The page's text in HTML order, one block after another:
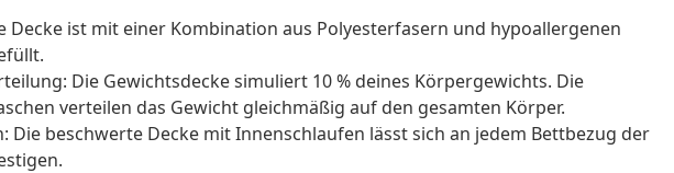
Decke ist mit einer Kombination aus Polyesterfasern und hypoallergenen
Die Gewichtsdecke simuliert 10 % deines Körpergewichts. Die
verteilen das Gewicht gleichmäßig auf den gesamten Körper.
Die beschwerte Decke mit Innenschlaufen lässt sich an jedem Bettbezug der